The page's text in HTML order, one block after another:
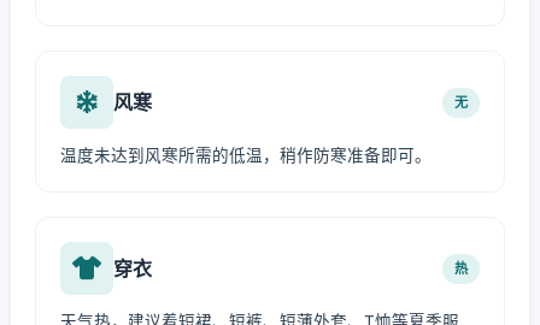
风寒 无
温度未达到风寒所需的低温，稍作防寒准备即可。
穿衣 热